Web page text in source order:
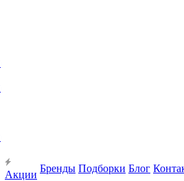
Акции
Бренды Подборки Блог